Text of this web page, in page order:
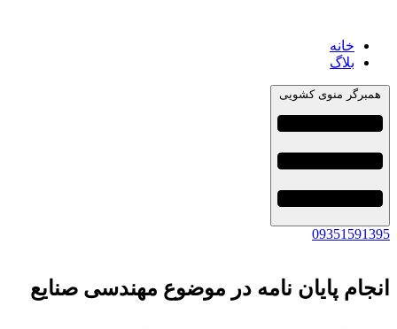
خانه
بلاگ
همبرگر منوی کشویی
09351591395
انجام پایان نامه در موضوع مهندسی صنایع